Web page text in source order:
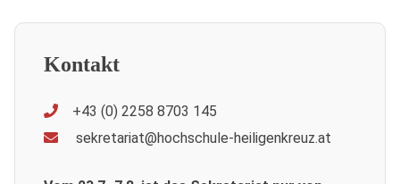
Kontakt
+43 (0) 2258 8703 145
sekretariat@hochschule-heiligenkreuz.at